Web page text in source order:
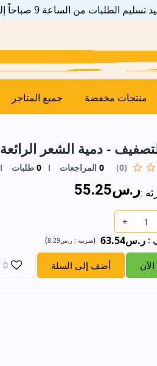
الطلبات من الساعة 9 صباحاً إلى 12 مساء
منتجات مخفضة جميع المتاجر
- دمية الشعر الرائعة
(0)
0المراجعات 0طلبات
:ر.س55.25
+
: ر.س63.54 (ضريبة : ر.س8.29 )
أضف إلى السلة 0